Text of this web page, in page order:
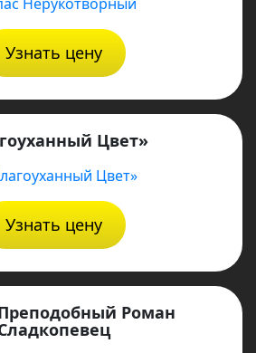
Узнать цену
Цвет»
Узнать цену
Роман